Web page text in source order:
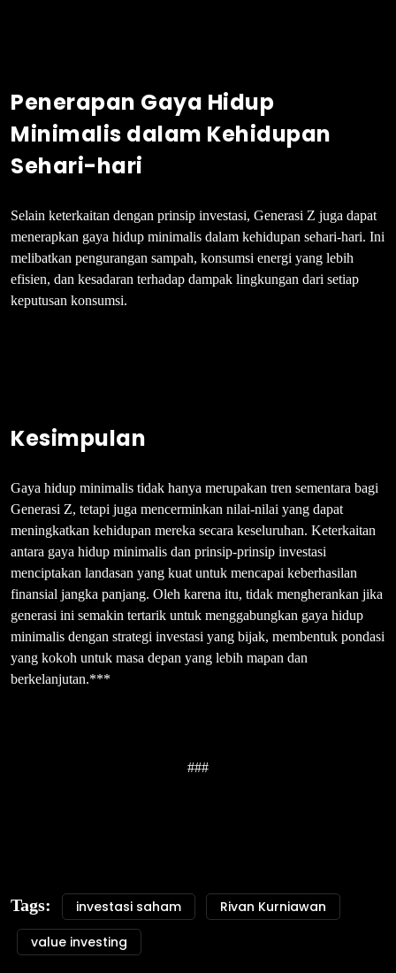
Penerapan Gaya Hidup
Minimalis dalam Kehidupan
Sehari-hari
Selain keterkaitan dengan prinsip investasi, Generasi Z juga dapat
menerapkan gaya hidup minimalis dalam kehidupan sehari-hari. Ini
melibatkan pengurangan sampah, konsumsi energi yang lebih
efisien, dan kesadaran terhadap dampak lingkungan dari setiap
keputusan konsumsi.
Kesimpulan
Gaya hidup minimalis tidak hanya merupakan tren sementara bagi
Generasi Z, tetapi juga mencerminkan nilai-nilai yang dapat
meningkatkan kehidupan mereka secara keseluruhan. Keterkaitan
antara gaya hidup minimalis dan prinsip-prinsip investasi
menciptakan landasan yang kuat untuk mencapai keberhasilan
finansial jangka panjang. Oleh karena itu, tidak mengherankan jika
generasi ini semakin tertarik untuk menggabungkan gaya hidup
minimalis dengan strategi investasi yang bijak, membentuk pondasi
yang kokoh untuk masa depan yang lebih mapan dan
berkelanjutan.***
###
Tags: investasi saham
Rivan Kurniawan
value investing